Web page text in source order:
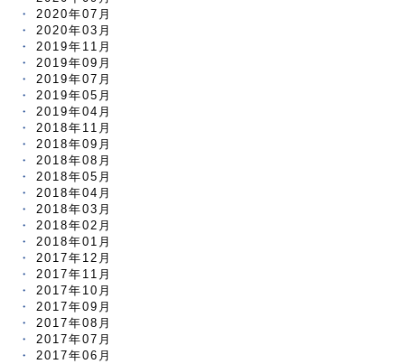
2020年07月
2020年03月
2019年11月
2019年09月
2019年07月
2019年05月
2019年04月
2018年11月
2018年09月
2018年08月
2018年05月
2018年04月
2018年03月
2018年02月
2018年01月
2017年12月
2017年11月
2017年10月
2017年09月
2017年08月
2017年07月
2017年06月